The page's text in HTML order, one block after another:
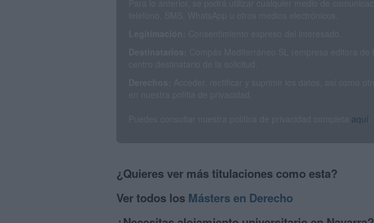
aquí
¿Quieres ver más titulaciones como esta?
Ver todos los Másters en Derecho